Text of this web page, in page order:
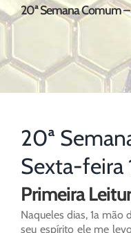
20ª Semana Comum
20ª
Sexta-feira
Primeira
Naqueles dias, 1a
seu espírito ele me